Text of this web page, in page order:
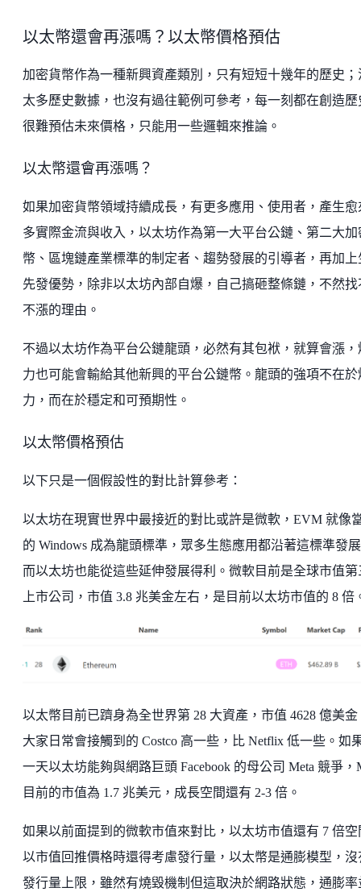
以太幣還會再漲嗎？以太幣價格預估
加密貨幣作為一種新興資產類別，只有短短十幾年的歷史；
太多歷史數據，也沒有過往範例可參考，每一刻都在創造歷
很難預估未來價格，只能用一些邏輯來推論。
以太幣還會再漲嗎？
如果加密貨幣領域持續成長，有更多應用、使用者，產生愈
多實際金流與收入，以太坊作為第一大平台公鏈、第二大加
幣、區塊鏈產業標準的制定者、趨勢發展的引導者，再加上
先發優勢，除非以太坊內部自爆，自己搞砸整條鏈，不然找
不漲的理由。
不過以太坊作為平台公鏈龍頭，必然有其包袱，就算會漲，
力也可能會輸給其他新興的平台公鏈幣。龍頭的強項不在於
力，而在於穩定和可預期性。
以太幣價格預估
以下只是一個假設性的對比計算參考：
以太坊在現實世界中最接近的對比或許是微軟，EVM 就像
的 Windows 成為龍頭標準，眾多生態應用都沿著這標準發
而以太坊也能從這些延伸發展得利。微軟目前是全球市值第
上市公司，市值 3.8 兆美金左右，是目前以太坊市值的 8 倍
以太幣目前已躋身為全世界第 28 大資產，市值 4628 億美金
大家日常會接觸到的 Costco 高一些，比 Netflix 低一些。如
一天以太坊能夠與網路巨頭 Facebook 的母公司 Meta 競爭，
目前的市值為 1.7 兆美元，成長空間還有 2-3 倍。
如果以前面提到的微軟市值來對比，以太坊市值還有 7 倍空
以市值回推價格時還得考慮發行量，以太幣是通膨模型，沒
發行量上限，雖然有燒毀機制但這取決於網路狀態，通膨率